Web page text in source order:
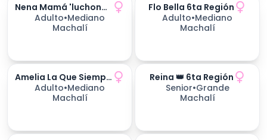
Nena Mamá 'luchona'💪🌷6ta Región
Adulto•Mediano
Machalí
Flo Bella 6ta Región
Adulto•Mediano
Machalí
169días esperando Amelia La Que Siempre Vuelve
Adulto•Mediano
Machalí
Reina 👑 6ta Región
Senior•Grande
Machalí